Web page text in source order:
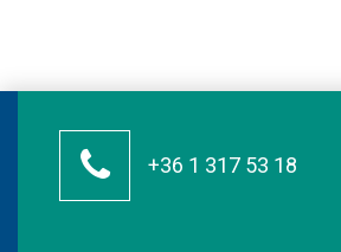
+36 1 317 53 18